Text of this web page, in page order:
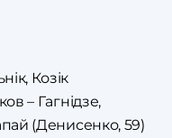
Козік
– Гагнідзе,
(Денисенко, 59)